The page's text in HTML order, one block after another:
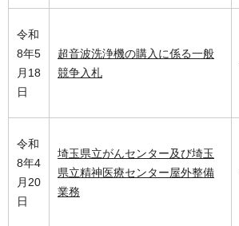
令和
8年5
月18
日
超音波洗浄機の購入に係る一般
競争入札
令和
8年4
月20
日
埼玉県立がんセンター及び埼玉
県立精神医療センター屋外整備
業務